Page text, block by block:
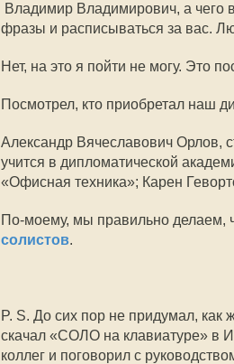
 Владимир Владимирович, а
фразы и расписываться за вас.
Нет, на это я пойти не могу. Это
Посмотрел, кто приобретал наш
Александр Вячеславович Орлов,
учится в дипломатической
«Офисная техника»; Карен
По-моему, мы правильно делаем,
солистов.
P. S. До сих пор не придумал, как
скачал «СОЛО на клавиатуре» в
коллег и поговорил с